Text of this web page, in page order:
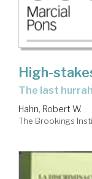
High-
the last
Hahn, Robert W.
The Brookings